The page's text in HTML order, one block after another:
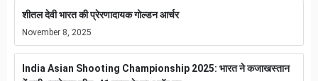
शीतल देवी भारत की प्रेरणादायक गोल्डन आर्चर
November 8, 2025
India Asian Shooting Championship 2025: भारत ने कजाखस्तान